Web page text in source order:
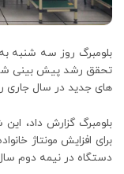
بلومبرگ روز سه شنبه
تحقق رشد پیش بینی شده
های جدید در سال جاری
بلومبرگ گزارش داد،
دستگاه در نیمه دوم